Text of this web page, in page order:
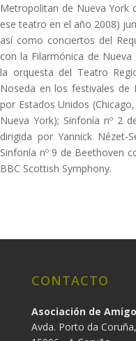
Metropolitan de Nueva York
ese teatro en el año 2008)
así como conciertos del
con la Filarmónica de
la orquesta del Teatro
Noseda en los festivales de
por Estados Unidos
Nueva York); Sinfonía nº 2
dirigida por Yannick Nézet-
Sinfonía nº 9 de Beethoven
BBC Scottish Symphony.
CONTACTO
Asociación de
Avda. Porto da